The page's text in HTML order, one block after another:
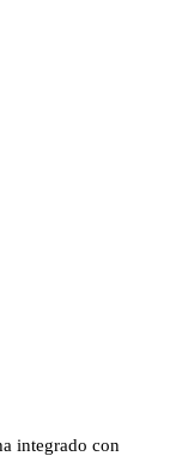
integrado con